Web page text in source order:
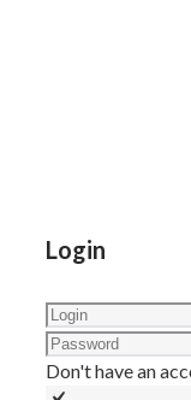
Login
Don't have an